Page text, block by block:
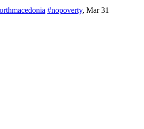
#nopoverty, Mar 31